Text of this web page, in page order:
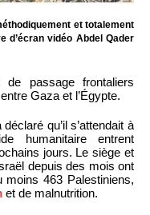
et totalement
d’écran vidéo Abdel Qader
passage frontaliers
Gaza et l’Égypte.
qu’il s’attendait à
humanitaire entrent
jours. Le siège et
depuis des mois ont
463 Palestiniens,
et de malnutrition.